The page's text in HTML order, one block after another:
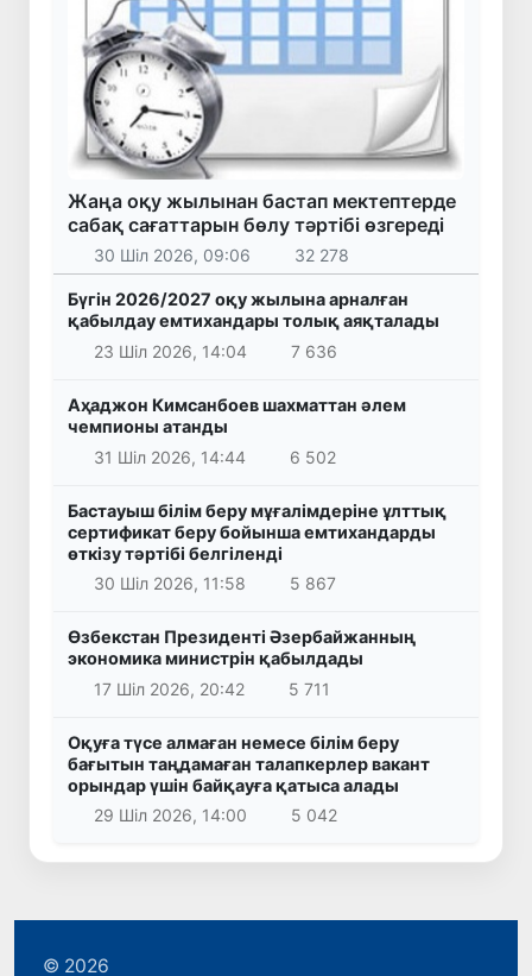
Жаңа оқу жылынан бастап мектептерде
сабақ сағаттарын бөлу тәртібі өзгереді
30 Шіл 2026, 09:06 32 278
Бүгін 2026/2027 оқу жылына арналған
қабылдау емтихандары толық аяқталады
23 Шіл 2026, 14:04
7 636
Аҳаджон Кимсанбоев шахматтан әлем
чемпионы атанды
31 Шіл 2026, 14:44
6 502
Бастауыш білім беру мұғалімдеріне ұлттық
сертификат беру бойынша емтихандарды
өткізу тәртібі белгіленді
30 Шіл 2026, 11:58
5 867
Өзбекстан Президенті Әзербайжанның
экономика министрін қабылдады
17 Шіл 2026, 20:42
5 711
Оқуға түсе алмаған немесе білім беру
бағытын таңдамаған талапкерлер вакант
орындар үшін байқауға қатыса алады
29 Шіл 2026, 14:00
5 042
© 2026